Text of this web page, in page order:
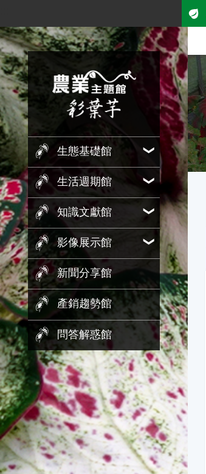
跳到主要內容
農業知識入口網
生態基礎館
生活週期館
知識文獻館
影像展示館
新聞分享館
產銷趨勢館
問答解惑館